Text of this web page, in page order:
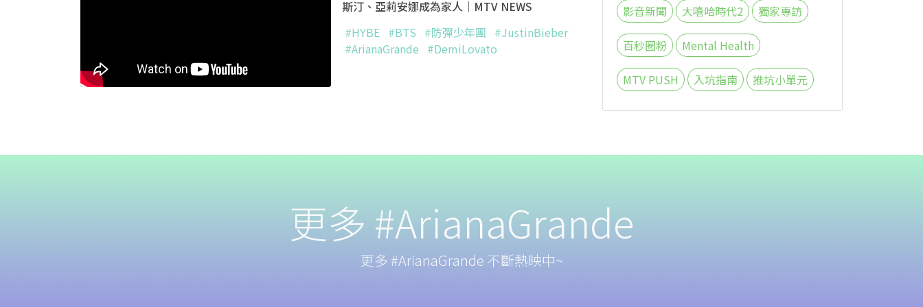
影音新聞 大嘻哈時代2 獨家專訪
百秒圈粉 Mental Health
MTV PUSH 入坑指南 推坑小單元
斯汀、亞莉安娜成為家人｜MTV NEWS
#HYBE #BTS #防彈少年團 #JustinBieber
#ArianaGrande #DemiLovato
更多 #ArianaGrande
更多 #ArianaGrande 不斷熱映中~